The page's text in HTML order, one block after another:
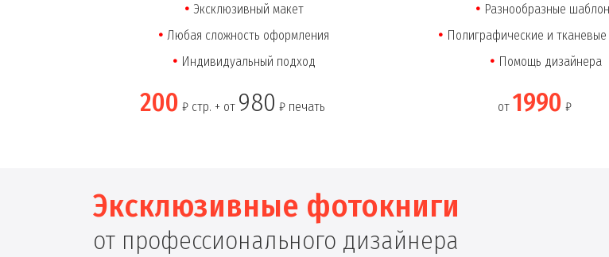
Эксклюзивный макет
Любая сложность оформления
Индивидуальный подход
200 ₽ стр. + от 980 ₽ печать
Разнообразные
Полиграфические и
Помощь дизайнера
от 1990 ₽
Эксклюзивные фотокниги
от профессионального дизайнера